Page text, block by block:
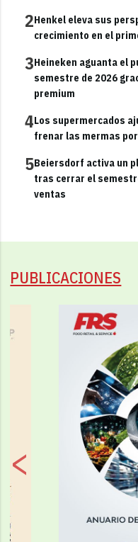
2Henkel eleva sus
crecimiento en el
3Heineken aguanta el
semestre de 2026
premium
4Los supermercados
frenar las mermas
5Beiersdorf activa un
tras cerrar el
ventas
PUBLICACIONES